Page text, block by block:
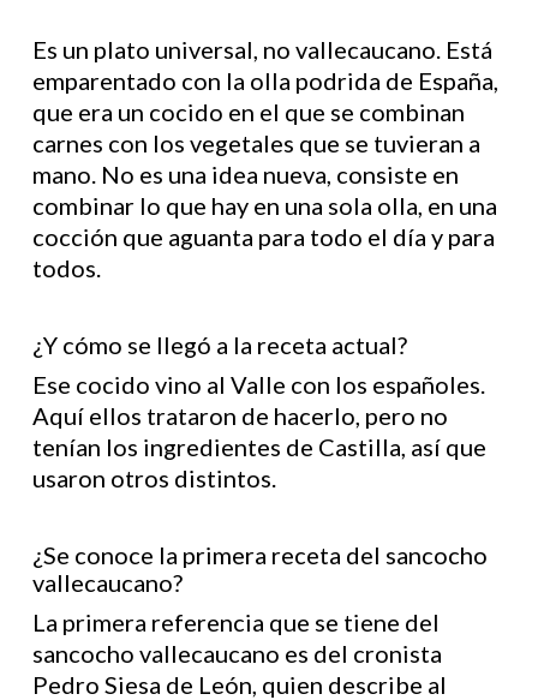
Es un plato universal, no vallecaucano. Está
emparentado con la olla podrida de España,
que era un cocido en el que se combinan
carnes con los vegetales que se tuvieran a
mano. No es una idea nueva, consiste en
combinar lo que hay en una sola olla, en una
cocción que aguanta para todo el día y para
todos.
¿Y cómo se llegó a la receta actual?
Ese cocido vino al Valle con los españoles.
Aquí ellos trataron de hacerlo, pero no
tenían los ingredientes de Castilla, así que
usaron otros distintos.
¿Se conoce la primera receta del sancocho
vallecaucano?
La primera referencia que se tiene del
sancocho vallecaucano es del cronista
Pedro Siesa de León, quien describe al